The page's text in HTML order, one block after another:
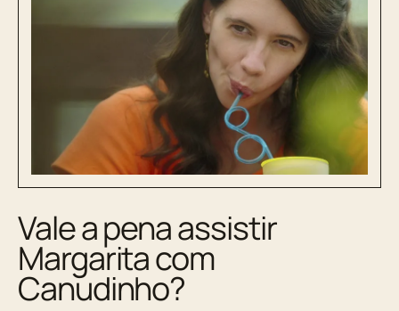
Vale a pena assistir
Margarita com
Canudinho?